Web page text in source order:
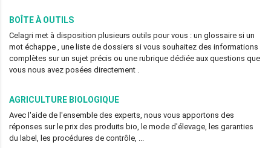
BOÎTE À OUTILS
Celagri met à disposition plusieurs outils pour vous : un glossaire si un
mot échappe , une liste de dossiers si vous souhaitez des informations
complètes sur un sujet précis ou une rubrique dédiée aux questions que
vous nous avez posées directement .
AGRICULTURE BIOLOGIQUE
Avec l'aide de l'ensemble des experts, nous vous apportons des
réponses sur le prix des produits bio, le mode d'élevage, les garanties
du label, les procédures de contrôle, ...